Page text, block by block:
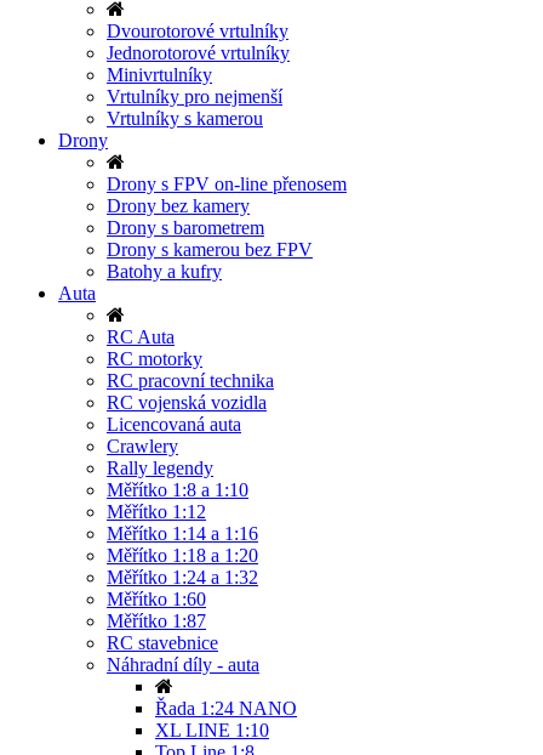
Dvourotorové vrtulníky
Jednorotorové vrtulníky
Minivrtulníky
Vrtulníky pro nejmenší
Vrtulníky s kamerou
Drony
Drony s FPV on-line přenosem
Drony bez kamery
Drony s barometrem
Drony s kamerou bez FPV
Batohy a kufry
Auta
RC Auta
RC motorky
RC pracovní technika
RC vojenská vozidla
Licencovaná auta
Crawlery
Rally legendy
Měřítko 1:8 a 1:10
Měřítko 1:12
Měřítko 1:14 a 1:16
Měřítko 1:18 a 1:20
Měřítko 1:24 a 1:32
Měřítko 1:60
Měřítko 1:87
RC stavebnice
Náhradní díly - auta
Řada 1:24 NANO
XL LINE 1:10